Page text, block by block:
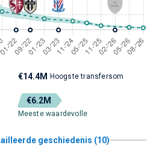
€14.4M Hoogste transfersom
€6.2M
Meeste waardevolle
geschiedenis (10)